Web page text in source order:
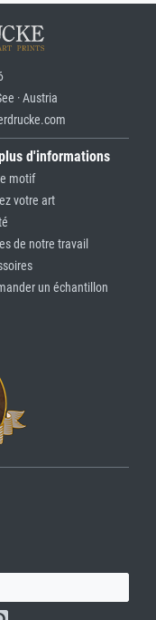
· Austria
d'informations
motif
votre art
de notre travail
un échantillon